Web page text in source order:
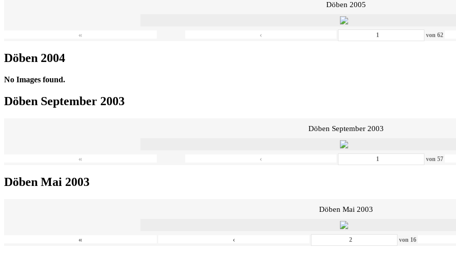
Döben 2005
« ‹ von62
Döben 2004
No Images found.
Döben September 2003
Döben September 2003
« ‹ von57
Döben Mai 2003
Döben Mai 2003
« ‹ von 16